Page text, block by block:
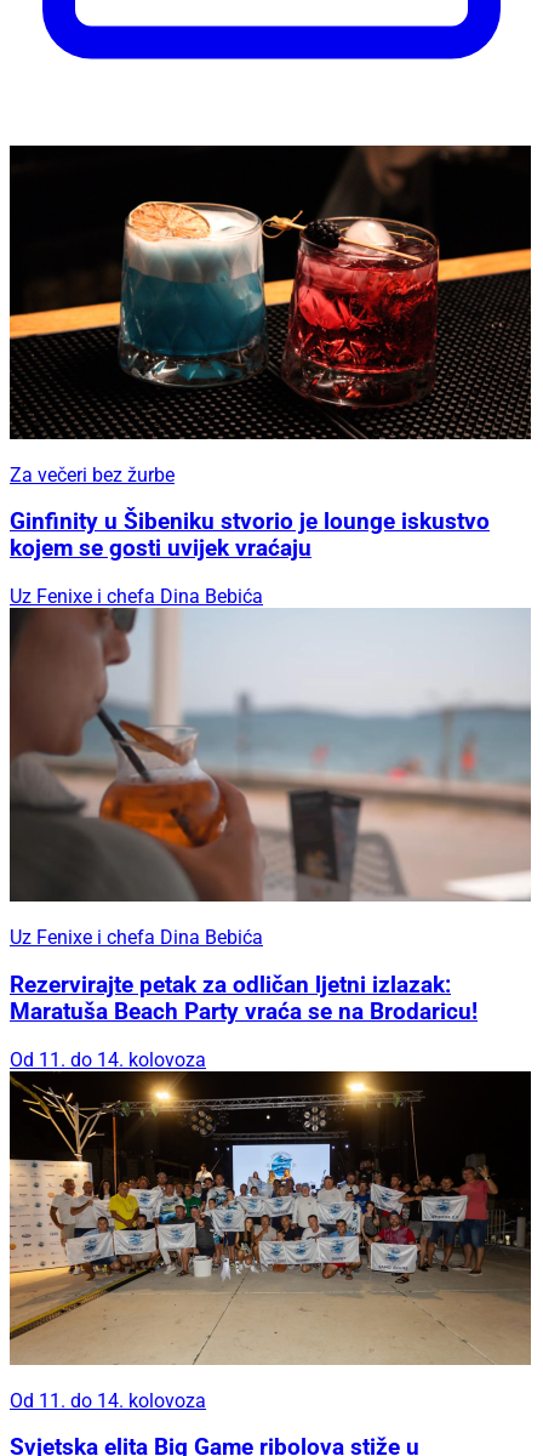
Za večeri bez žurbe
Ginfinity u Šibeniku stvorio je lounge iskustvo
kojem se gosti uvijek vraćaju
Uz Fenixe i chefa Dina Bebića
Uz Fenixe i chefa Dina Bebića
Rezervirajte petak za odličan ljetni izlazak:
Maratuša Beach Party vraća se na Brodaricu!
Od 11. do 14. kolovoza
Od 11. do 14. kolovoza
Svjetska elita Big Game ribolova stiže u